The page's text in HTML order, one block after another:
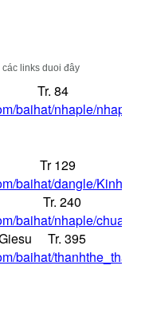
links duoi đây
2 Tr. 84
baihat/nhaple/
Tr 129
baihat/dangle/
Tr. 240
baihat/nhaple/
Giesu Tr. 395
baihat/